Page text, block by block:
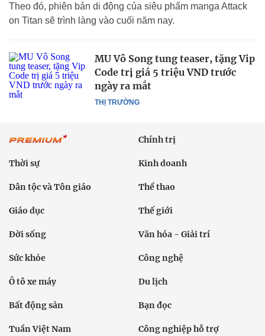
Theo đó, phiên bản di động của siêu phẩm manga Attack
on Titan sẽ trình làng vào cuối năm nay.
THỊ TRƯỜNG
MU Vô Song tung teaser, tặng Vip
Code trị giá 5 triệu VND trước
ngày ra mắt
Chính trị
Thời sự Kinh doanh
Dân tộc và Tôn giáo Thể thao
Giáo dục Thế giới
Đời sống Văn hóa - Giải trí
Sức khỏe Công nghệ
Ô tô xe máy Du lịch
Bất động sản Bạn đọc
Tuần Việt Nam Công nghiệp hỗ trợ